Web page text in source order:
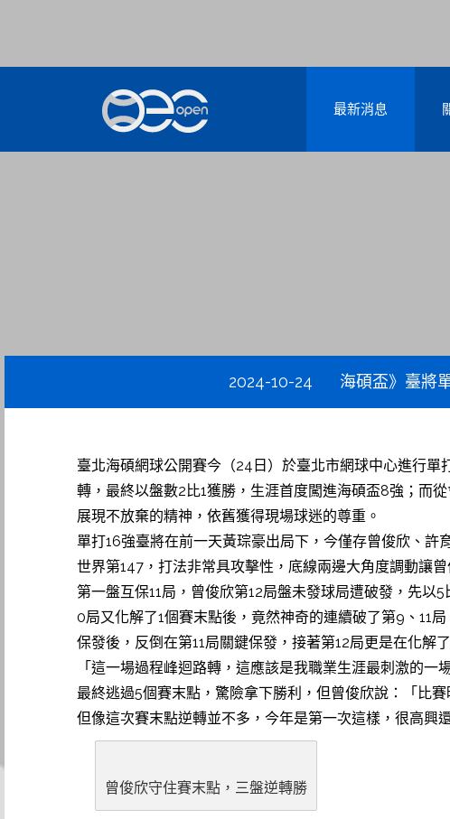
最新消息
2024-10-24 海碩盃》臺將
臺北海碩網球公開賽今（24日）於臺北市網球中心進行
轉，最終以盤數2比1獲勝，生涯首度闖進海碩盃8強；而
展現不放棄的精神，依舊獲得現場球迷的尊重。
單打16強臺將在前一天黃琮豪出局下，今僅存曾俊欣、
世界第147，打法非常具攻擊性，底線兩邊大角度調動讓
第一盤互保11局，曾俊欣第12局盤未發球局遭破發，先
0局又化解了1個賽末點後，竟然神奇的連續破了第9、11
保發後，反倒在第11局關鍵保發，接著第12局更是在化解
「這一場過程峰迴路轉，這應該是我職業生涯最刺激的
最終逃過5個賽末點，驚險拿下勝利，但曾俊欣說：「比
但像這次賽末點逆轉並不多，今年是第一次這樣，很高興
曾俊欣守住賽末點，三盤逆轉勝